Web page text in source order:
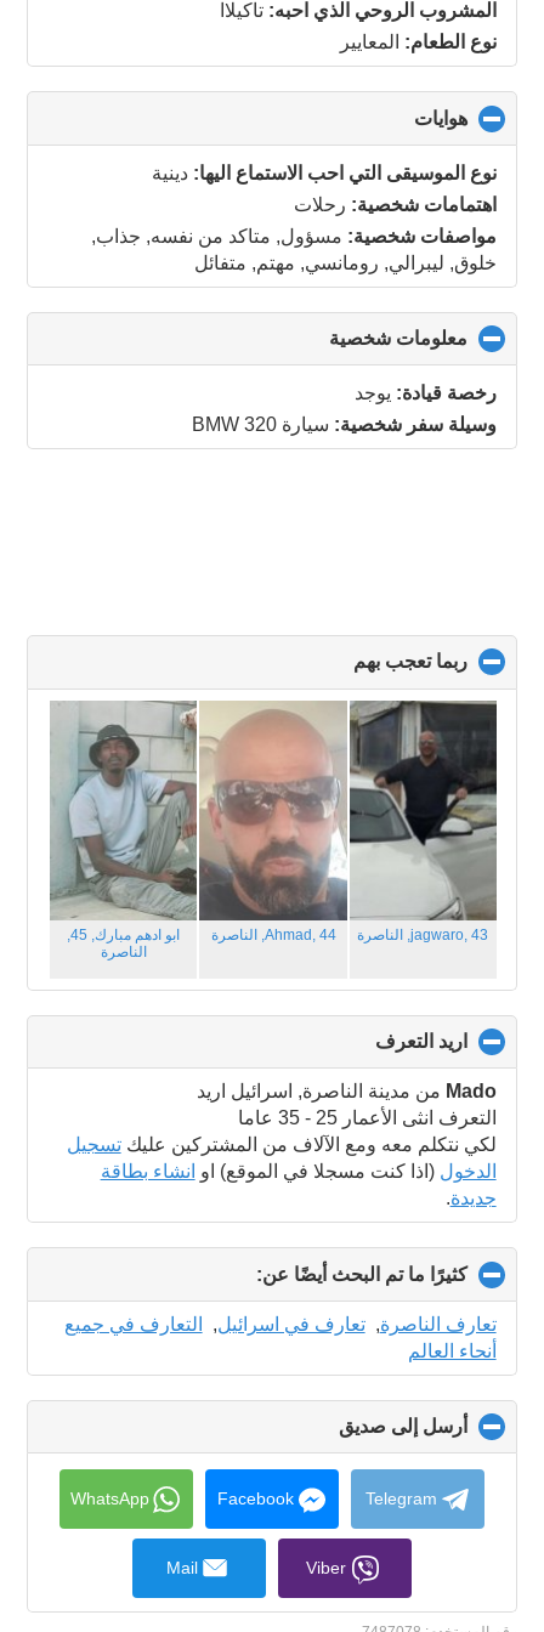
collapse
contents
المشروب الروحي الذي احبه: تاكيلاا
نوع الطعام: المعايير
هوايات
to
collapse
contents
نوع الموسيقى التي احب الاستماع اليها: دينية
اهتمامات شخصية: رحلات
مواصفات شخصية: مسؤول, متاكد من نفسه, جذاب,
خلوق, ليبرالي, رومانسي, مهتم, متفائل
معلومات شخصية
to
contents
رخصة قيادة: يوجد
وسيلة سفر شخصية: سيارة BMW 320
ربما تعجب بهم
to
collapse
contents
jagwaro, 43, الناصرة Ahmad, 44, الناصرة
ابو ادهم مبارك, 45,
الناصرة
اريد التعرف
to
collapse
contents
Mado من مدينة الناصرة, اسرائيل اريد
التعرف انثى الأعمار 25 - 35 عاما
لكي نتكلم معه ومع الآلاف من المشتركين عليكتسجيل
الدخول (اذا كنت مسجلا في الموقع) او انشاء بطاقة
جديدة.
كثيرًا ما تم البحث أيضًا عن:
to
collapse
تعارف الناصرة,تعارف في اسرائيل,
التعارف في جميع
أنحاء العالم
أرسل إلى صديق
to
collapse
contents
Telegram
Facebook
WhatsApp
Viber
Mail